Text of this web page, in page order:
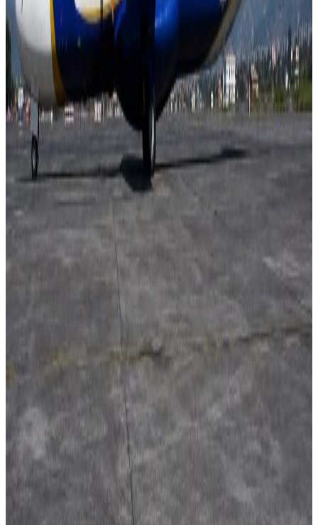
सम्बन्धित समाचार
आदिवासी जनजातिका केही समुदाय संकटमा?
२०२६ अगस्ट १०
दक्षिण कोरियामा ट्यांकीभित्र पसेका नेपाली श्रमिकको
मृत्यु
२०२६ अगस्ट १०
२०२६ अगस्ट ७
नेपाली कांग्रेसको आमन्त्रित केन्द्रीय सदस्यमा
अमेरिकामा बस्ने खगेन्द्र जिसी मनोनीत
२०२६ अगस्ट ४
सुनसरी घटनामा प्रधानमन्त्री बालेनको सम्बोधन- संयम
र सहिष्णुता अपनाउन आह्वान
२०२६ जुलाई ३१
देशभर तनाव बढिरहेका बेला ९ प्रमुख राजनीतिक
दलहरूको संयुक्त अपिल
२०२६ जुलाई ३०